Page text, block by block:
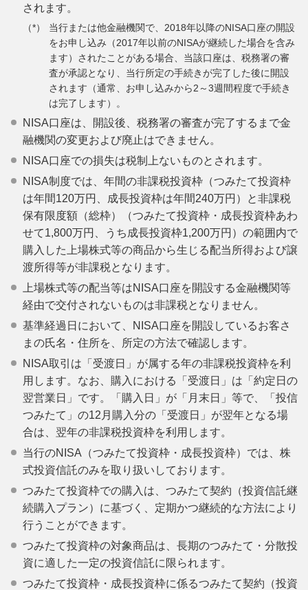
されます。
当行または他金融機関で、2018年以降のNISA口座の開設
をお申し込み（2017年以前のNISAが継続した場合を含み
ます）されたことがある場合、当該口座は、税務署の審
査が承認となり、当行所定の手続きが完了した後に開設
されます（通常、お申し込みから2～3週間程度で手続き
は完了します）。
NISA口座は、開設後、税務署の審査が完了するまで金
融機関の変更および廃止はできません。
NISA口座での損失は税制上ないものとされます。
NISA制度では、年間の非課税投資枠（つみたて投資枠
は年間120万円、成長投資枠は年間240万円）と非課税
保有限度額（総枠）（つみたて投資枠・成長投資枠あわ
せて1,800万円、うち成長投資枠1,200万円）の範囲内で
購入した上場株式等の商品から生じる配当所得および譲
渡所得等が非課税となります。
上場株式等の配当等はNISA口座を開設する金融機関等
経由で交付されないものは非課税となりません。
基準経過日において、NISA口座を開設しているお客さ
まの氏名・住所を、所定の方法で確認します。
NISA取引は「受渡日」が属する年の非課税投資枠を利
用します。なお、購入における「受渡日」は「約定日の
翌営業日」です。「購入日」が「月末日」等で、「投信
つみたて」の12月購入分の「受渡日」が翌年となる場
合は、翌年の非課税投資枠を利用します。
当行のNISA（つみたて投資枠・成長投資枠）では、株
式投資信託のみを取り扱いしております。
つみたて投資枠での購入は、つみたて契約（投資信託継
続購入プラン）に基づく、定期かつ継続的な方法により
行うことができます。
つみたて投資枠の対象商品は、長期のつみたて・分散投
資に適した一定の投資信託に限られます。
つみたて投資枠・成長投資枠に係るつみたて契約（投資